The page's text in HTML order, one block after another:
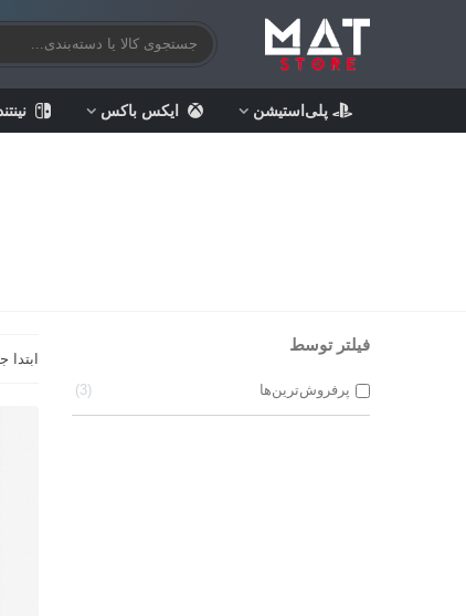
پلی‌استیشن ایکس باکس
فیلتر توسط
پرفروش‌ترین‌ها 3
ابتدا